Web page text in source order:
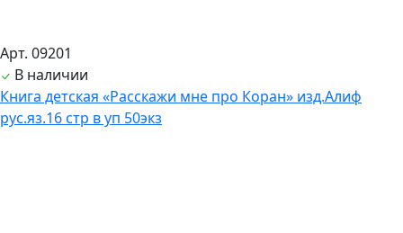
Арт. 09201
В наличии
Книга детская «Расскажи мне про Коран» изд.Алиф
рус.яз.16 стр в уп 50экз